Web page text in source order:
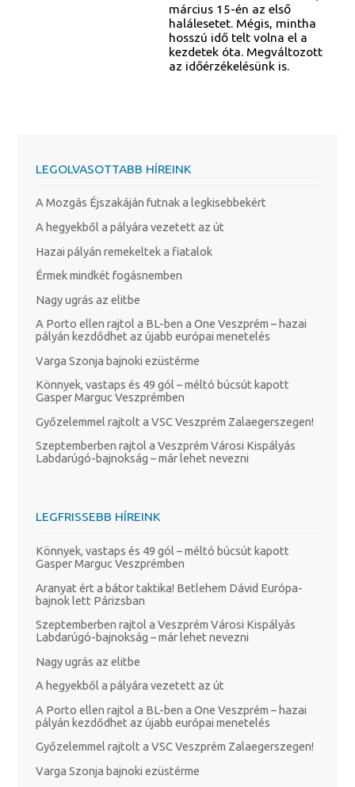
március 15-én az első
halálesetet. Mégis, mintha
hosszú idő telt volna el a
kezdetek óta. Megváltozott
az időérzékelésünk is.
LEGOLVASOTTABB HÍREINK
A Mozgás Éjszakáján futnak a legkisebbekért
A hegyekből a pályára vezetett az út
Hazai pályán remekeltek a fiatalok
Érmek mindkét fogásnemben
Nagy ugrás az elitbe
A Porto ellen rajtol a BL-ben a One Veszprém – hazai
pályán kezdődhet az újabb európai menetelés
Varga Szonja bajnoki ezüstérme
Könnyek, vastaps és 49 gól – méltó búcsút kapott
Gasper Marguc Veszprémben
Győzelemmel rajtolt a VSC Veszprém Zalaegerszegen!
Szeptemberben rajtol a Veszprém Városi Kispályás
Labdarúgó-bajnokság – már lehet nevezni
LEGFRISSEBB HÍREINK
Könnyek, vastaps és 49 gól – méltó búcsút kapott
Gasper Marguc Veszprémben
Aranyat ért a bátor taktika! Betlehem Dávid Európa-
bajnok lett Párizsban
Szeptemberben rajtol a Veszprém Városi Kispályás
Labdarúgó-bajnokság – már lehet nevezni
Nagy ugrás az elitbe
A hegyekből a pályára vezetett az út
A Porto ellen rajtol a BL-ben a One Veszprém – hazai
pályán kezdődhet az újabb európai menetelés
Győzelemmel rajtolt a VSC Veszprém Zalaegerszegen!
Varga Szonja bajnoki ezüstérme